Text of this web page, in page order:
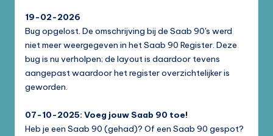
19-02-2026
Bug opgelost. De omschrijving bij de Saab 90's werd
niet meer weergegeven in het Saab 90 Register. Deze
bug is nu verholpen; de layout is daardoor tevens
aangepast waardoor het register overzichtelijker is
geworden.
07-10-2025: Voeg jouw Saab 90 toe!
Heb je een Saab 90 (gehad)? Of een Saab 90 gespot?